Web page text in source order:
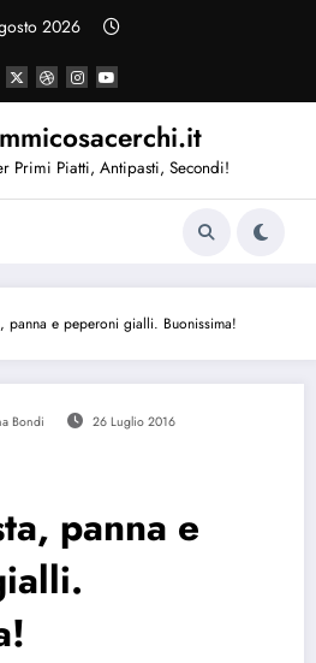
2026
Primi Piatti, Antipasti, Secondi!
panna e peperoni gialli. Buonissima!
Bondi 26 Luglio 2016
panna e